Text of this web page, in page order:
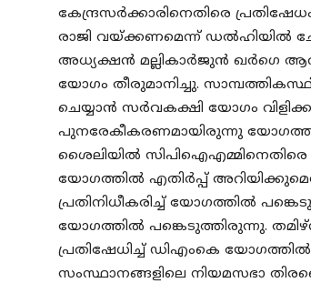
കേന്ദ്രസർക്കാരിനെതിരെ പ്രതിഷേധം
രാജി വയ്ക്കണമെന്ന് ഡൽഹിയിൽ
അധ്യക്ഷൻ മല്ലികാർജുൻ ഖർഗെ
യോഗം തീരുമാനിച്ചു.
ചെയ്യാൻ സർവകക്ഷി യോഗം
പുനരേകീകരണമായിരുന്നു
ശൈലിയില്‍
യോഗത്തിൽ എതിർപ്പ്
പ്രതിനിധീകരിച്ച് യോഗത്തിൽ
യോഗത്തിൽ പങ്കെടുത്തിരുന്നു.
പ്രതിഷേധിച്ച് ഡിഎംകെ
സംസ്ഥാനങ്ങളിലെ നിയമസഭാ